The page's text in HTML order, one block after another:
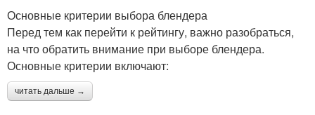
Основные критерии выбора блендера
Перед тем как перейти к рейтингу, важно разобраться,
на что обратить внимание при выборе блендера.
Основные критерии включают:
читать дальше →